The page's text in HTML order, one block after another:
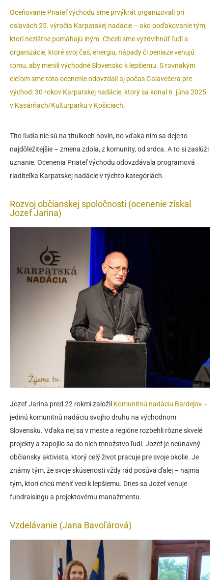
Oceňovanie Priateľ východu sme prvýkrát organizovali pri
oslavách 25. výročia Karpatskej nadácie – ako poďakovanie tým,
ktorí nezištne pomáhajú iným. Chceli sme vyzdvihnúť ľudí a
organizácie, ktoré svoj čas, energiu, nápady či peniaze venujú
tomu, aby menili východné Slovensko k lepšiemu. S rovnakým
cieľom sme toto ocenenie odovzdali aj počas Galavečera pre
východ: 30 rokov Karpatskej nadácie, ktorý sa konal 6. júna 2025
v Kasárňach/Kulturparku v Košiciach.
Títo ľudia nie sú na titulkoch novín, no vďaka nim sa deje to
najdôležitejšie – zmena zdola, z komunity, od srdca. A to si zaslúži
uznanie. Ocenenia Priateľ východu odovzdávala programová
riaditeľka Karpatskej nadácie v týchto kategóriách.
Rozvoj občianskej spoločnosti (ocenenie získal
Jozef Jarina)
Jozef Jarina pred 22 rokmi založil Komunitnú nadáciu Bardejov –
jedinú komunitnú nadáciu svojho druhu na východnom
Slovensku. Vďaka nej sa v meste a regióne rozbehli rôzne skvelé
projekty a zapojilo sa do nich množstvo ľudí. Jozef je neúnavný
občiansky aktivista, ktorý celý život pracuje pre svoje okolie. Je
známy tým, že svoje skúsenosti vždy rád posúva ďalej – najmä
tým, ktorí chcú meniť veci k lepšiemu. Dnes sa Jozef venuje
fundraisingu a projektovému manažmentu.
Vzdelávanie (Jana Bavoľárová)